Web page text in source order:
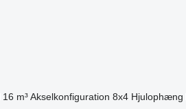
16 m³ Akselkonfiguration 8x4 Hjulophæng